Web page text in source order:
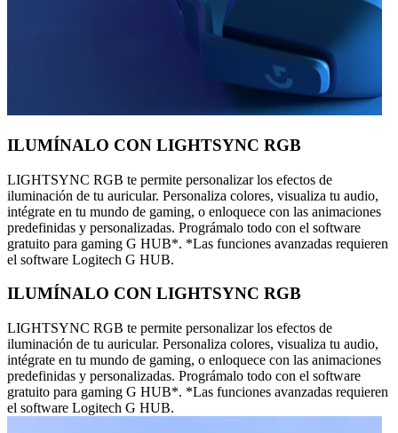
ILUMÍNALO CON LIGHTSYNC RGB
LIGHTSYNC RGB te permite personalizar los efectos de
iluminación de tu auricular. Personaliza colores, visualiza tu audio,
intégrate en tu mundo de gaming, o enloquece con las animaciones
predefinidas y personalizadas. Prográmalo todo con el software
gratuito para gaming G HUB*. *Las funciones avanzadas requieren
el software Logitech G HUB.
ILUMÍNALO CON LIGHTSYNC RGB
LIGHTSYNC RGB te permite personalizar los efectos de
iluminación de tu auricular. Personaliza colores, visualiza tu audio,
intégrate en tu mundo de gaming, o enloquece con las animaciones
predefinidas y personalizadas. Prográmalo todo con el software
gratuito para gaming G HUB*. *Las funciones avanzadas requieren
el software Logitech G HUB.